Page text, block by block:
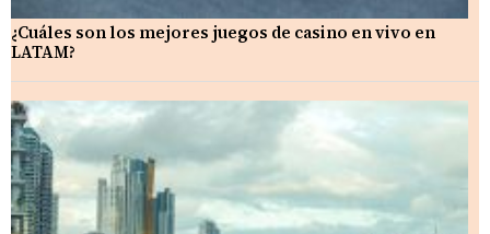
¿Cuáles son los mejores juegos de casino en vivo en
LATAM?